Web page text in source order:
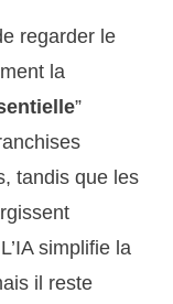
regarder le
la
”
tandis que les
simplifie la
il reste